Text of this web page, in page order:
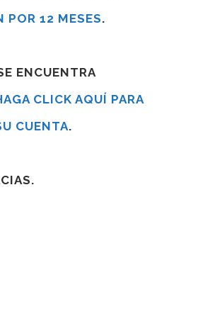
POR 12 MESES.
ENCUENTRA
CLICK AQUÍ PARA
CUENTA.